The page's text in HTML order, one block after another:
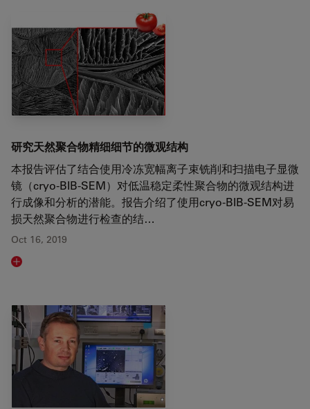
研究天然聚合物精细细节的微观结构
本报告评估了结合使用冷冻宽幅离子束铣削和扫描电子显微
镜（cryo-BIB-SEM）对低温稳定柔性聚合物的微观结构进
行成像和分析的潜能。报告介绍了使用cryo-BIB-SEM对易
损天然聚合物进行检查的结…
Oct 16, 2019
Read article